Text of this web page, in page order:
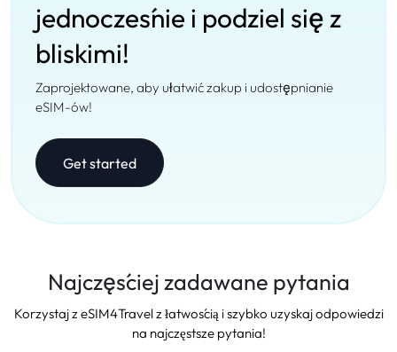
jednocześnie i podziel się z
bliskimi!
Zaprojektowane, aby ułatwić zakup i udostępnianie
eSIM-ów!
Get started
Najczęściej zadawane pytania
Korzystaj z eSIM4Travel z łatwością i szybko uzyskaj odpowiedzi
na najczęstsze pytania!